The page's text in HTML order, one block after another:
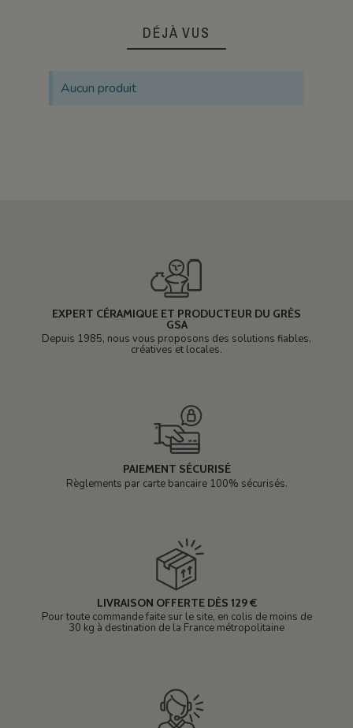
DÉJÀ VUS
Aucun produit
EXPERT CÉRAMIQUE ET PRODUCTEUR DU GRÈS
GSA
Depuis 1985, nous vous proposons des solutions fiables,
créatives et locales.
PAIEMENT SÉCURISÉ
Règlements par carte bancaire 100% sécurisés.
LIVRAISON OFFERTE DÈS 129 €
Pour toute commande faite sur le site, en colis de moins de
30 kg à destination de la France métropolitaine